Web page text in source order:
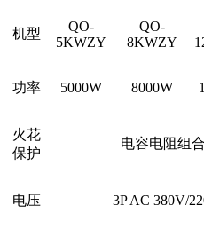
机型
QO-
5KWZY
QO-
8KWZY
功率 5000W 8000W
火花
保护
电容电阻组
电压 3P AC 380V/